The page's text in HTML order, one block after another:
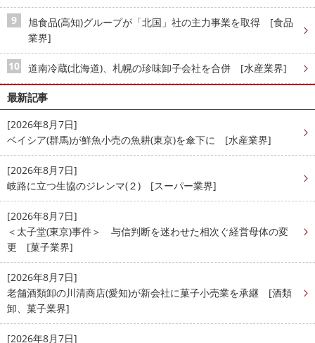
旭食品(高知)グループが「北国」社の主力事業を取得 [食品
業界]
道南冷蔵(北海道)、札幌の珍味卸子会社を合併 [水産業界]
最新記事
[2026年8月7日]
ベイシア(群馬)が鮮魚小売の魚耕(東京)を傘下に [水産業界]
[2026年8月7日]
岐路に立つ生協のジレンマ(２) [スーパー業界]
[2026年8月7日]
＜太子堂(東京)事件＞ 与信判断を迷わせた相次ぐ経営母体の変
更 [菓子業界]
[2026年8月7日]
老舗酒類卸の川清商店(愛知)が新会社に菓子小売業を承継 [酒類
卸、菓子業界]
[2026年8月7日]